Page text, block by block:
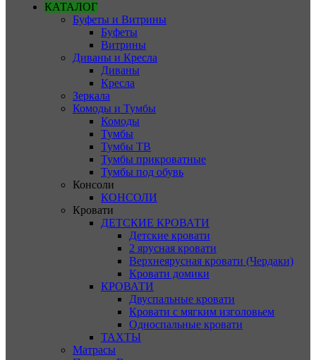
КАТАЛОГ
Буфеты и Витрины
Буфеты
Витрины
Диваны и Кресла
Диваны
Кресла
Зеркала
Комоды и Тумбы
Комоды
Тумбы
Тумбы ТВ
Тумбы прикроватные
Тумбы под обувь
Консоли
КОНСОЛИ
Кровати
ДЕТСКИЕ КРОВАТИ
Детские кровати
2 ярусная кровати
Верхнеярусная кровати (Чердаки)
Кровати домики
КРОВАТИ
Двуспальные кровати
Кровати с мягким изголовьем
Односпальные кровати
ТАХТЫ
Матрасы